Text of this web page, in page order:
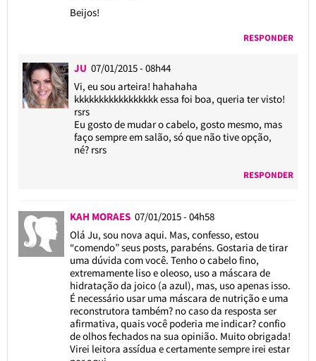
Beijos!
RESPONDER
JU 07/01/2015 - 08h44
Vi, eu sou arteira! hahahaha
kkkkkkkkkkkkkkkkk essa foi boa, queria ter visto!
rsrs
Eu gosto de mudar o cabelo, gosto mesmo, mas
faço sempre em salão, só que não tive opção,
né? rsrs
RESPONDER
KAH MORAES 07/01/2015 - 04h58
Olá Ju, sou nova aqui. Mas, confesso, estou
“comendo” seus posts, parabéns. Gostaria de tirar
uma dúvida com você. Tenho o cabelo fino,
extremamente liso e oleoso, uso a máscara de
hidratação da joico (a azul), mas, uso apenas isso.
É necessário usar uma máscara de nutrição e uma
reconstrutora também? no caso da resposta ser
afirmativa, quais você poderia me indicar? confio
de olhos fechados na sua opinião. Muito obrigada!
Virei leitora assídua e certamente sempre irei estar